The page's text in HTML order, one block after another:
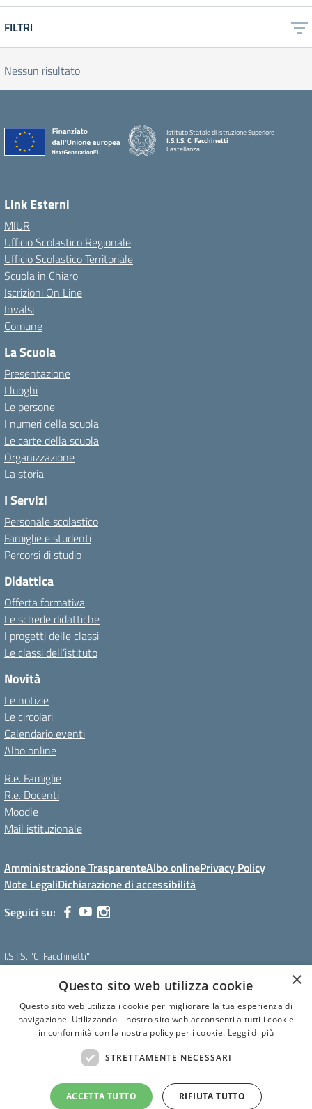
FILTRI
Nessun risultato
Istituto Statale di Istruzione Superiore
I.S.I.S. C. Facchinetti
Castellanza
Link Esterni
MIUR
Ufficio Scolastico Regionale
Ufficio Scolastico Territoriale
Scuola in Chiaro
Iscrizioni On Line
Invalsi
Comune
La Scuola
Presentazione
I luoghi
Le persone
I numeri della scuola
Le carte della scuola
Organizzazione
La storia
I Servizi
Personale scolastico
Famiglie e studenti
Percorsi di studio
Didattica
Offerta formativa
Le schede didattiche
I progetti delle classi
Le classi dell’istituto
Novità
Le notizie
Le circolari
Calendario eventi
Albo online
R.e. Famiglie
R.e. Docenti
Moodle
Mail istituzionale
Amministrazione TrasparenteAlbo onlinePrivacy Policy
Note LegaliDichiarazione di accessibilità
Seguici su:
I.S.I.S. "C. Facchinetti"
Tel. 0331 635718 - E-mail: vais01900e@istruzione.it - Pec:
vais01900e@pec.istruzione.it
Codice meccanografico: VAIS01900E
Codice Fiscale: 81009250127
Concept & Design by Designers Italia
×
Questo sito web utilizza cookie
Questo sito web utilizza i cookie per migliorare la tua esperienza di
navigazione. Utilizzando il nostro sito web acconsenti a tutti i cookie
in conformità con la nostra policy per i cookie. Leggi di più
STRETTAMENTE NECESSARI
ACCETTA TUTTO RIFIUTA TUTTO